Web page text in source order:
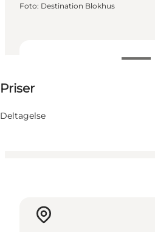
Priser
Deltagelse
Foto: Destination Blokhus